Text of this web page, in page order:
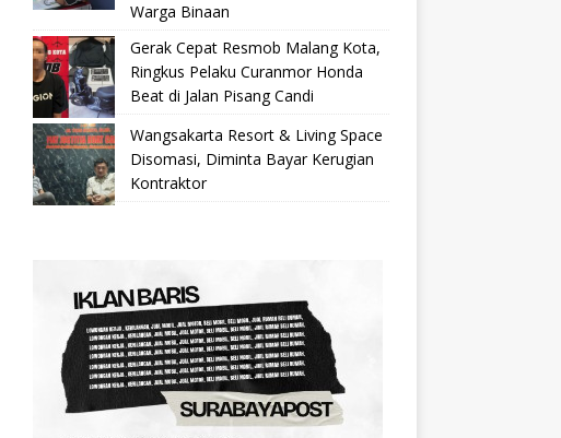
Warga Binaan
Gerak Cepat Resmob Malang Kota,
Ringkus Pelaku Curanmor Honda
Beat di Jalan Pisang Candi
Wangsakarta Resort & Living Space
Disomasi, Diminta Bayar Kerugian
Kontraktor